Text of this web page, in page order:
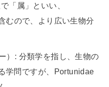
「属」といい、
むので、より広い生物分
）: 分類学を指し、生物の
学問ですが、Portunidae